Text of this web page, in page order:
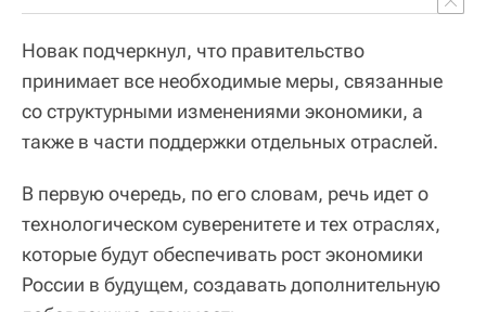
Новак подчеркнул, что правительство
принимает все необходимые меры, связанные
со структурными изменениями экономики, а
также в части поддержки отдельных отраслей.
В первую очередь, по его словам, речь идет о
технологическом суверенитете и тех отраслях,
которые будут обеспечивать рост экономики
России в будущем, создавать дополнительную